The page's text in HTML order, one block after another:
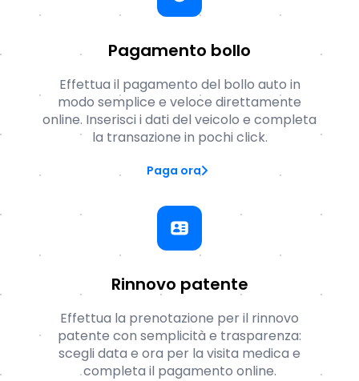
Pagamento bollo
Effettua il pagamento del bollo auto in
modo semplice e veloce direttamente
online. Inserisci i dati del veicolo e completa
la transazione in pochi click.
Paga ora
Rinnovo patente
Effettua la prenotazione per il rinnovo
patente con semplicità e trasparenza:
scegli data e ora per la visita medica e
completa il pagamento online.